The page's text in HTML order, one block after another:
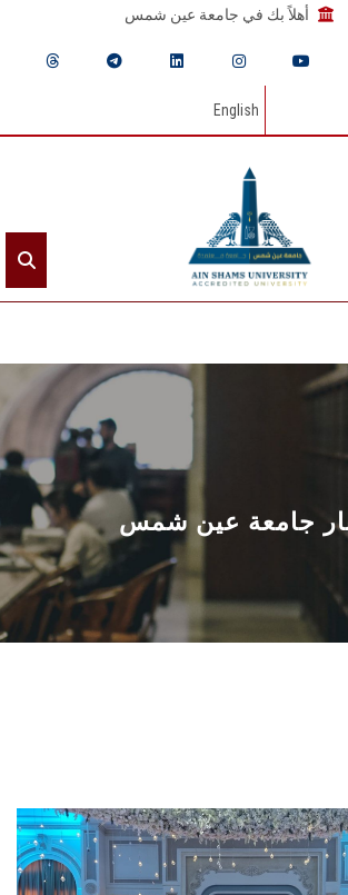
أهلاً بك في جامعة عين شمس
English
الرئيسيـة
عن الجامعة
القطاعـات
الشئون الأكاديمية
البحث العلمي
الأنظمة الذكية
الإعلام
جامعة عين شمس